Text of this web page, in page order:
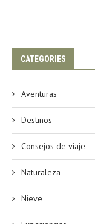
CATEGORIES
Aventuras
Destinos
Consejos de viaje
Naturaleza
Nieve